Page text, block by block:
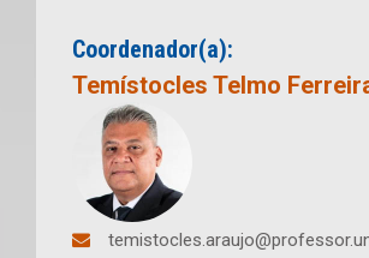
Coordenador(a):
Temístocles Telmo